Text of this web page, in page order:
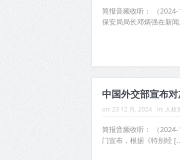
简报音频收听： （
保安局局长邓炳强在新
中国外交部宣布
on: 23 12 月, 2024 In: 人权
简报音频收听： （
门宣布，根据《特别经